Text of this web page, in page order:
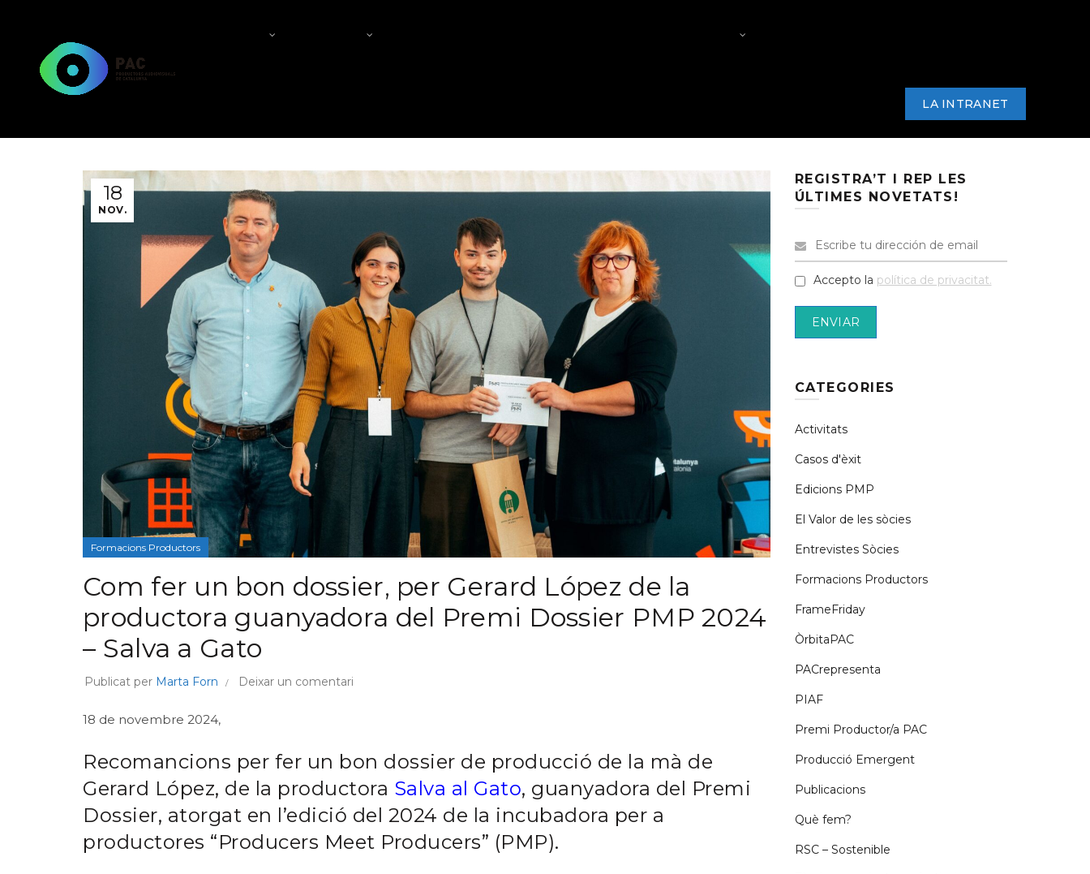
LA INTRANET
18
NOV.
Formacions Productors
Com fer un bon dossier, per Gerard López de la
productora guanyadora del Premi Dossier PMP 2024
– Salva a Gato
Publicat per Marta Forn Deixar un comentari
18 de novembre 2024,
Recomancions per fer un bon dossier de producció de la mà de
Gerard López, de la productora Salva al Gato, guanyadora del Premi
Dossier, atorgat en l’edició del 2024 de la incubadora per a
productores “Producers Meet Producers” (PMP).
REGISTRA’T I REP LES
ÚLTIMES NOVETATS!
Accepto la política de privacitat.
CATEGORIES
Activitats
Casos d'èxit
Edicions PMP
El Valor de les sòcies
Entrevistes Sòcies
Formacions Productors
FrameFriday
ÒrbitaPAC
PACrepresenta
PIAF
Premi Productor/a PAC
Producció Emergent
Publicacions
Què fem?
RSC – Sostenible